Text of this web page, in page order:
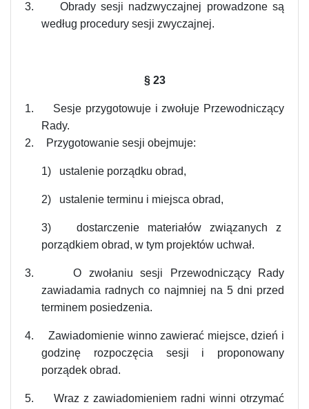
3.
Obrady sesji nadzwyczajnej prowadzone są
według procedury sesji zwyczajnej.
§ 23
1.
Sesje przygotowuje i zwołuje Przewodniczący
Rady.
2.
Przygotowanie sesji obejmuje:
1) ustalenie porządku obrad,
2) ustalenie terminu i miejsca obrad,
3) dostarczenie materiałów związanych z
porządkiem obrad, w tym projektów uchwał.
3.
O zwołaniu sesji Przewodniczący Rady
zawiadamia radnych co najmniej na 5 dni przed
terminem posiedzenia.
4.
Zawiadomienie winno zawierać miejsce, dzień i
godzinę rozpoczęcia sesji i proponowany
porządek obrad.
5.
Wraz z zawiadomieniem radni winni otrzymać